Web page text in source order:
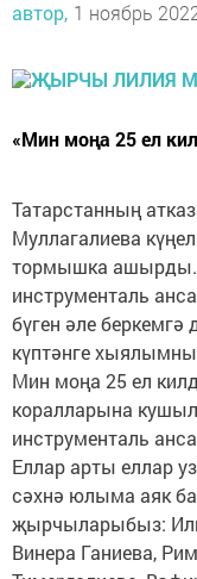
автор, 1 ноябрь
«Мин моңа 25 ел
Татарстанның
Муллагалиева
тормышка
инструменталь
бүген әле
күптәнге
Мин моңа 25 ел
коралларына
инструменталь
Еллар арты еллар
сәхнә юлыма аяк
җырчыларыбыз:
Винера Ганиева,